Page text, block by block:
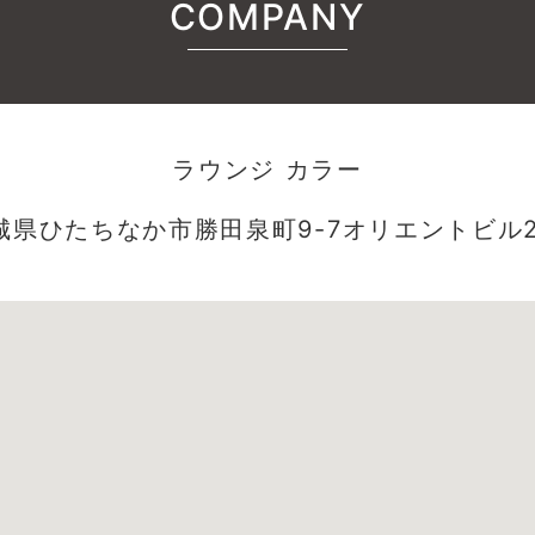
COMPANY
ラウンジ カラー
県ひたちなか市勝田泉町9-7オリエントビ